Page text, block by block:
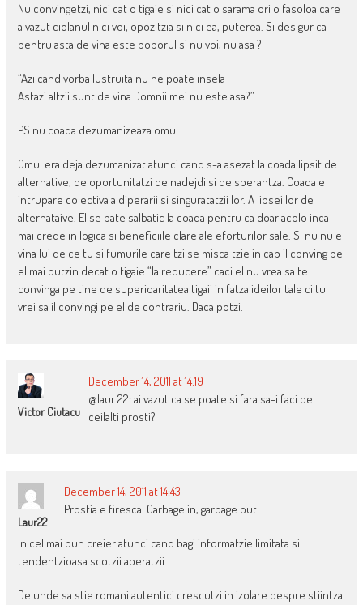
Nu convingetzi, nici cat o tigaie si nici cat o sarama ori o fasoloa care
a vazut ciolanul nici voi, opozitzia si nici ea, puterea. Si desigur ca
pentru asta de vina este poporul si nu voi, nu asa ?
“Azi cand vorba lustruita nu ne poate insela
Astazi altzii sunt de vina Domnii mei nu este asa?”
PS nu coada dezumanizeaza omul.
Omul era deja dezumanizat atunci cand s-a asezat la coada lipsit de
alternative, de oportunitatzi de nadejdi si de sperantza. Coada e
intrupare colectiva a diperarii si singuratatzii lor. A lipsei lor de
alternataive. El se bate salbatic la coada pentru ca doar acolo inca
mai crede in logica si beneficiile clare ale eforturilor sale. Si nu nu e
vina lui de ce tu si fumurile care tzi se misca tzie in cap il conving pe
el mai putzin decat o tigaie “la reducere” caci el nu vrea sa te
convinga pe tine de superioaritatea tigaii in fatza ideilor tale ci tu
vrei sa il convingi pe el de contrariu. Daca potzi.
Victor Ciutacu
December 14, 2011 at 14:19
@laur 22: ai vazut ca se poate si fara sa-i faci pe
ceilalti prosti?
Laur22
December 14, 2011 at 14:43
Prostia e firesca. Garbage in, garbage out.
In cel mai bun creier atunci cand bagi informatzie limitata si
tendentzioasa scotzii aberatzii.
De unde sa stie romani autentici crescutzi in izolare despre stiintza